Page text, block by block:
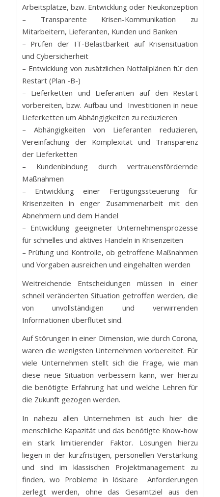
Arbeitsplätze, bzw. Entwicklung oder Neukonzeption
– Transparente Krisen-Kommunikation zu
Mitarbeitern, Lieferanten, Kunden und Banken
– Prüfen der IT-Belastbarkeit auf Krisensituation
und Cybersicherheit
– Entwicklung von zusätzlichen Notfallplänen für den
Restart (Plan -B-)
– Lieferketten und Lieferanten auf den Restart
vorbereiten, bzw. Aufbau und Investitionen in neue
Lieferketten um Abhängigkeiten zu reduzieren
– Abhängigkeiten von Lieferanten reduzieren,
Vereinfachung der Komplexität und Transparenz
der Lieferketten
– Kundenbindung durch vertrauensfördernde
Maßnahmen
– Entwicklung einer Fertigungssteuerung für
Krisenzeiten in enger Zusammenarbeit mit den
Abnehmern und dem Handel
– Entwicklung geeigneter Unternehmensprozesse
für schnelles und aktives Handeln in Krisenzeiten
– Prüfung und Kontrolle, ob getroffene Maßnahmen
und Vorgaben ausreichen und eingehalten werden
Weitreichende Entscheidungen müssen in einer
schnell veränderten Situation getroffen werden, die
von unvollständigen und verwirrenden
Informationen überflutet sind.
Auf Störungen in einer Dimension, wie durch Corona,
waren die wenigsten Unternehmen vorbereitet. Für
viele Unternehmen stellt sich die Frage, wie man
diese neue Situation verbessern kann, wer hierzu
die benötigte Erfahrung hat und welche Lehren für
die Zukunft gezogen werden.
In nahezu allen Unternehmen ist auch hier die
menschliche Kapazität und das benötigte Know-how
ein stark limitierender Faktor. Lösungen hierzu
liegen in der kurzfristigen, personellen Verstärkung
und sind im klassischen Projektmanagement zu
finden, wo Probleme in lösbare Anforderungen
zerlegt werden, ohne das Gesamtziel aus den